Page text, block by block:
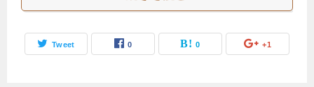
Tweet 0 0 +1